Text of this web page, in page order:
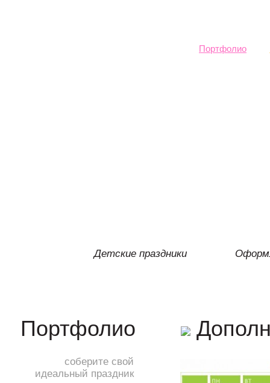
Портфолио
Детские праздники
соберите свой
идеальный праздник
Портфолио